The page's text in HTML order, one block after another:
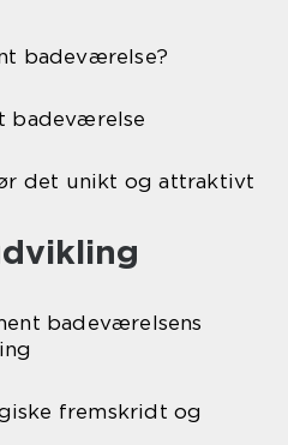
badeværelse?
badeværelse
det unikt og attraktivt
badeværelsens
fremskridt og